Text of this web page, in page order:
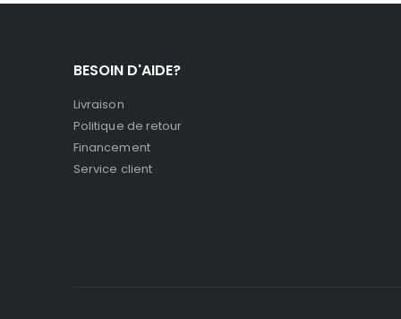
BESOIN D'AIDE?
Livraison
Politique de retour
Financement
Service client